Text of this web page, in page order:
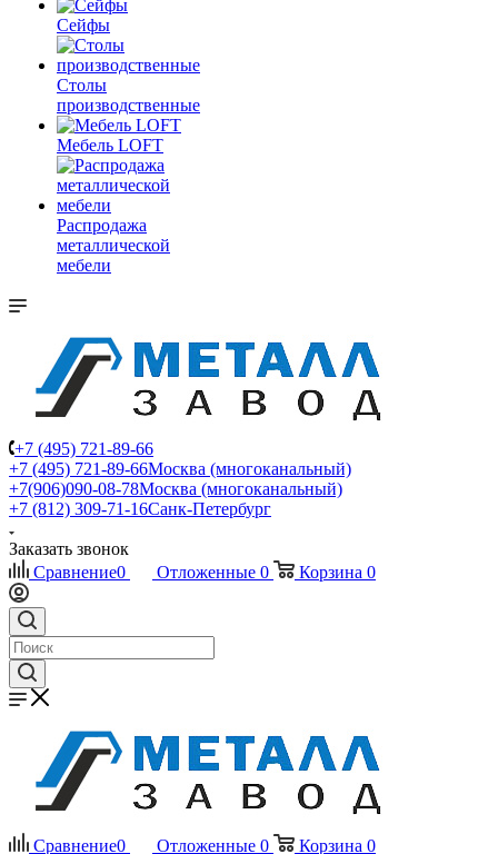
Сейфы
Столы
производственные
Мебель LOFT
Распродажа
металлической
мебели
+7 (495) 721-89-66
+7 (495) 721-89-66Москва (многоканальный)
+7(906)090-08-78Москва (многоканальный)
+7 (812) 309-71-16Санк-Петербург
Заказать звонок
Сравнение0 Отложенные 0 Корзина 0
Сравнение0 Отложенные 0 Корзина 0